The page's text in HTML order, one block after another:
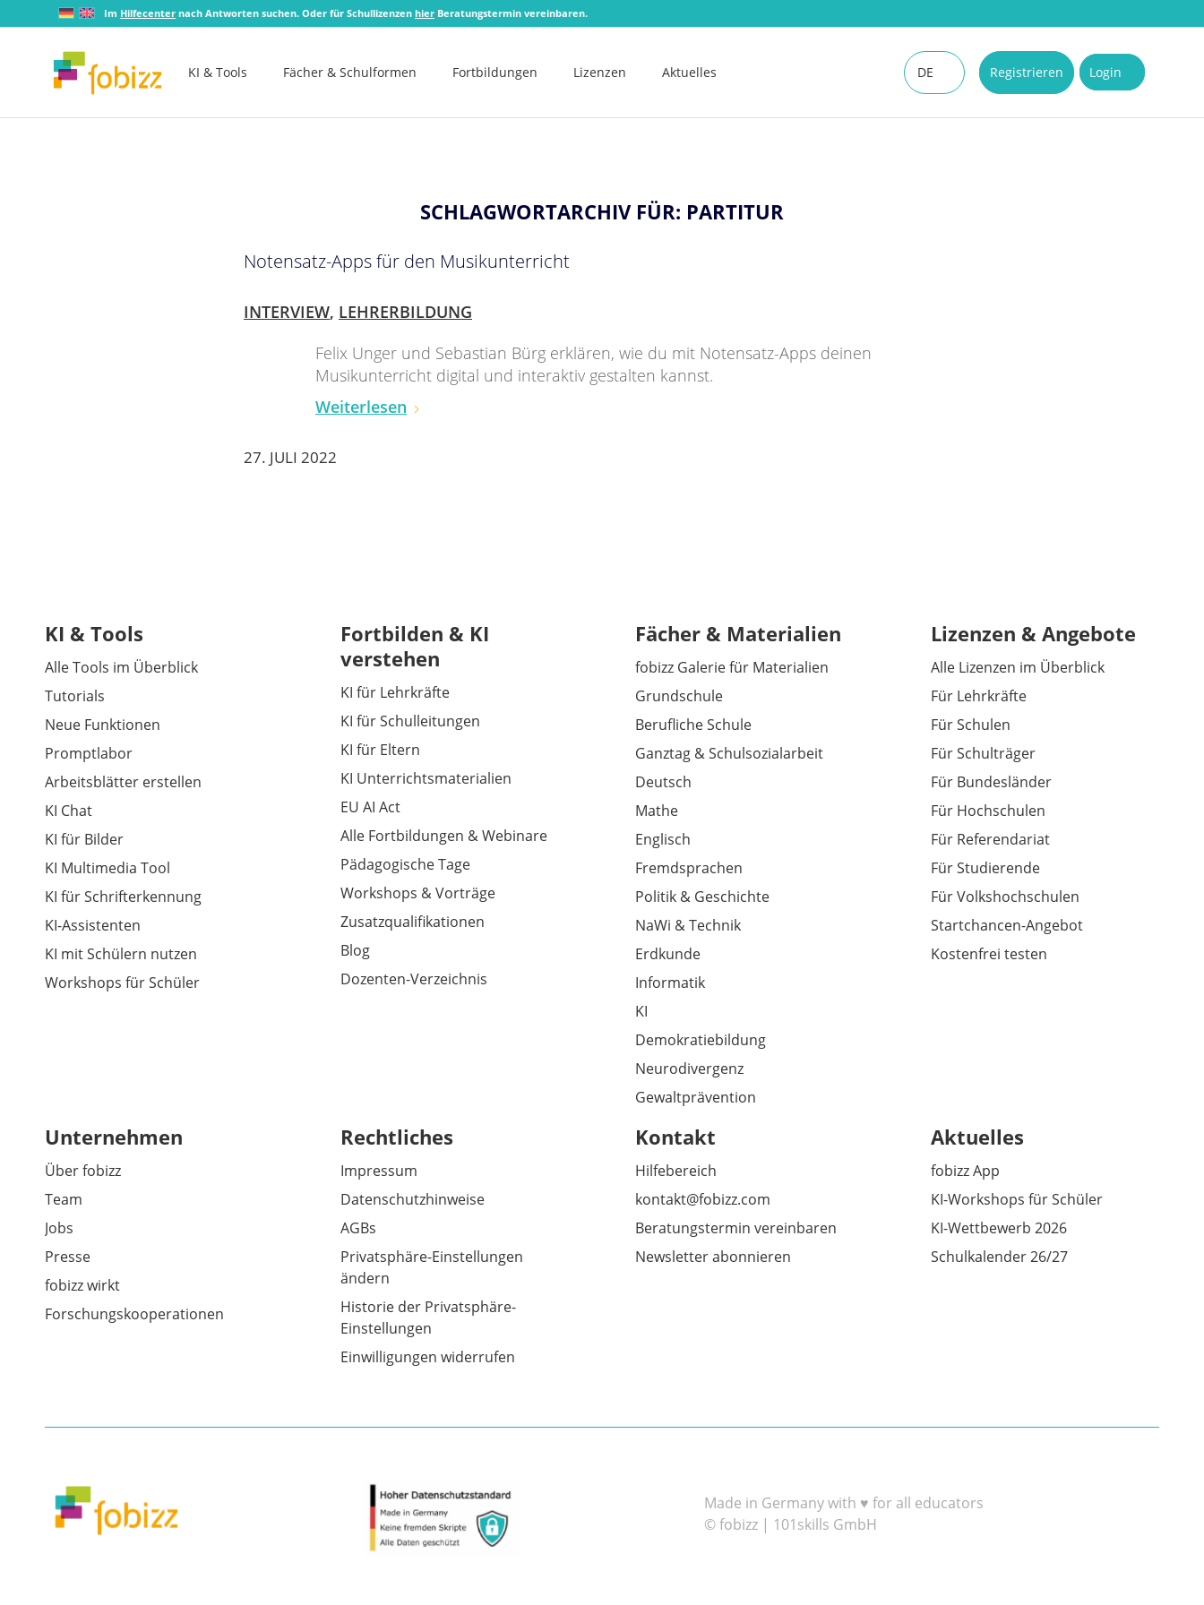
Im Hilfecenter nach Antworten suchen. Oder für Schullizenzen hier Beratungstermin vereinbaren.
KI & Tools Fächer & Schulformen Fortbildungen Lizenzen Aktuelles Registrieren Login
DE
SCHLAGWORTARCHIV FÜR: PARTITUR
Notensatz-Apps für den Musikunterricht
INTERVIEW, LEHRERBILDUNG
Felix Unger und Sebastian Bürg erklären, wie du mit Notensatz-Apps deinen
Musikunterricht digital und interaktiv gestalten kannst.
Weiterlesen
27. JULI 2022
KI & Tools
Alle Tools im Überblick
Tutorials
Neue Funktionen
Promptlabor
Arbeitsblätter erstellen
KI Chat
KI für Bilder
KI Multimedia Tool
KI für Schrifterkennung
KI-Assistenten
KI mit Schülern nutzen
Workshops für Schüler
Fortbilden & KI
verstehen
KI für Lehrkräfte
KI für Schulleitungen
KI für Eltern
KI Unterrichtsmaterialien
EU AI Act
Alle Fortbildungen & Webinare
Pädagogische Tage
Workshops & Vorträge
Zusatzqualifikationen
Blog
Dozenten-Verzeichnis
Fächer & Materialien
fobizz Galerie für Materialien
Grundschule
Berufliche Schule
Ganztag & Schulsozialarbeit
Deutsch
Mathe
Englisch
Fremdsprachen
Politik & Geschichte
NaWi & Technik
Erdkunde
Informatik
KI
Demokratiebildung
Neurodivergenz
Gewaltprävention
Lizenzen & Angebote
Alle Lizenzen im Überblick
Für Lehrkräfte
Für Schulen
Für Schulträger
Für Bundesländer
Für Hochschulen
Für Referendariat
Für Studierende
Für Volkshochschulen
Startchancen-Angebot
Kostenfrei testen
Unternehmen
Über fobizz
Team
Jobs
Presse
fobizz wirkt
Forschungskooperationen
Rechtliches
Impressum
Datenschutzhinweise
AGBs
Privatsphäre-Einstellungen
ändern
Historie der Privatsphäre-
Einstellungen
Einwilligungen widerrufen
Kontakt
Hilfebereich
kontakt@fobizz.com
Beratungstermin vereinbaren
Newsletter abonnieren
Aktuelles
fobizz App
KI-Workshops für Schüler
KI-Wettbewerb 2026
Schulkalender 26/27
Made in Germany with ♥ for all educators
© fobizz | 101skills GmbH